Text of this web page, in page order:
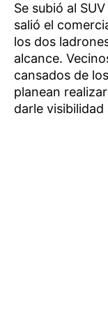
Se subió al
salió el
los dos
alcance.
cansados de
planean
darle